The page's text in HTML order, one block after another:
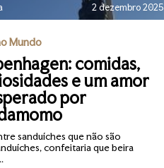
2 dezembro 2025
Mundo
comidas,
e um amor
por
sanduíches que não são
confeitaria que beira